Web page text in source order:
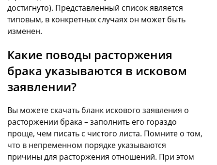
достигнуто). Представленный список является
типовым, в конкретных случаях он может быть
изменен.
Какие поводы расторжения
брака указываются в исковом
заявлении?
Вы можете скачать бланк искового заявления о
расторжении брака – заполнить его гораздо
проще, чем писать с чистого листа. Помните о том,
что в непременном порядке указываются
причины для расторжения отношений. При этом